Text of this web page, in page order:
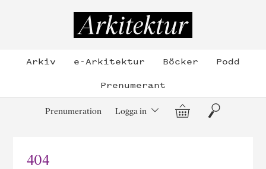
Arkiv e-Arkitektur Böcker
Podd
Prenumerant
Prenumeration Logga in Varukorg
Sök
404